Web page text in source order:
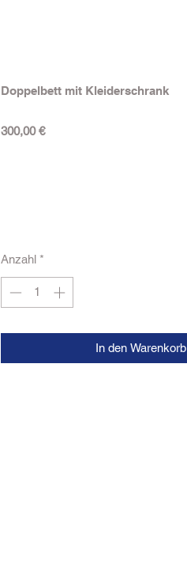
Doppelbett mit Kleiderschrank
300,00 €Preis
Anzahl *
In den Warenkorb